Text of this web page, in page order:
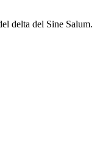
delta del Sine Salum.